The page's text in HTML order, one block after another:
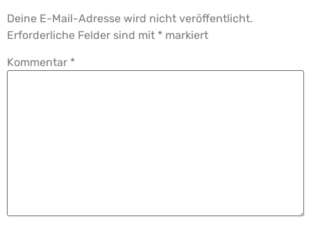
Deine E-Mail-Adresse wird nicht veröffentlicht.
Erforderliche Felder sind mit * markiert
Kommentar *